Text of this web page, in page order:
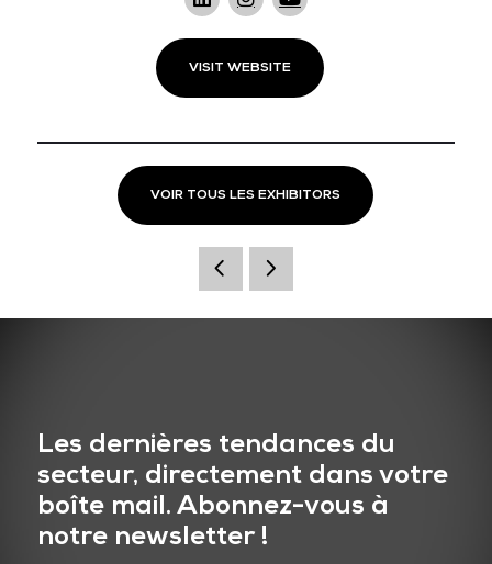
VISIT WEBSITE
VOIR TOUS LES EXHIBITORS
Les dernières tendances du
secteur, directement dans votre
boîte mail. Abonnez-vous à
notre newsletter !